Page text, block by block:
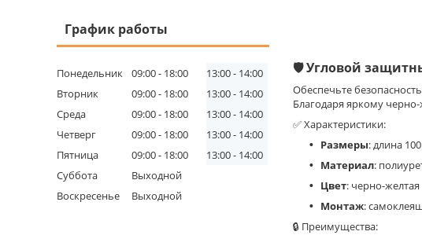
🛡️ Угловой
Обеспечьте
Благодаря яркому
✅ Характеристики:
Размеры: длина
Материал:
Цвет: черно-
Монтаж:
🔒 Преимущества:
График работы
Понедельник 09:00 18:00 13:00
14:00
Вторник
09:00 18:00 13:00
14:00
Среда
09:00 18:00 13:00
14:00
Четверг
09:00 18:00 13:00
14:00
Пятница
09:00 18:00 13:00
14:00
Суббота
Выходной
Воскресенье
Выходной